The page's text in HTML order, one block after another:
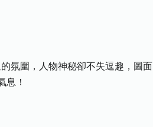
氛圍，人物神秘卻不失逗趣，圖面
息！